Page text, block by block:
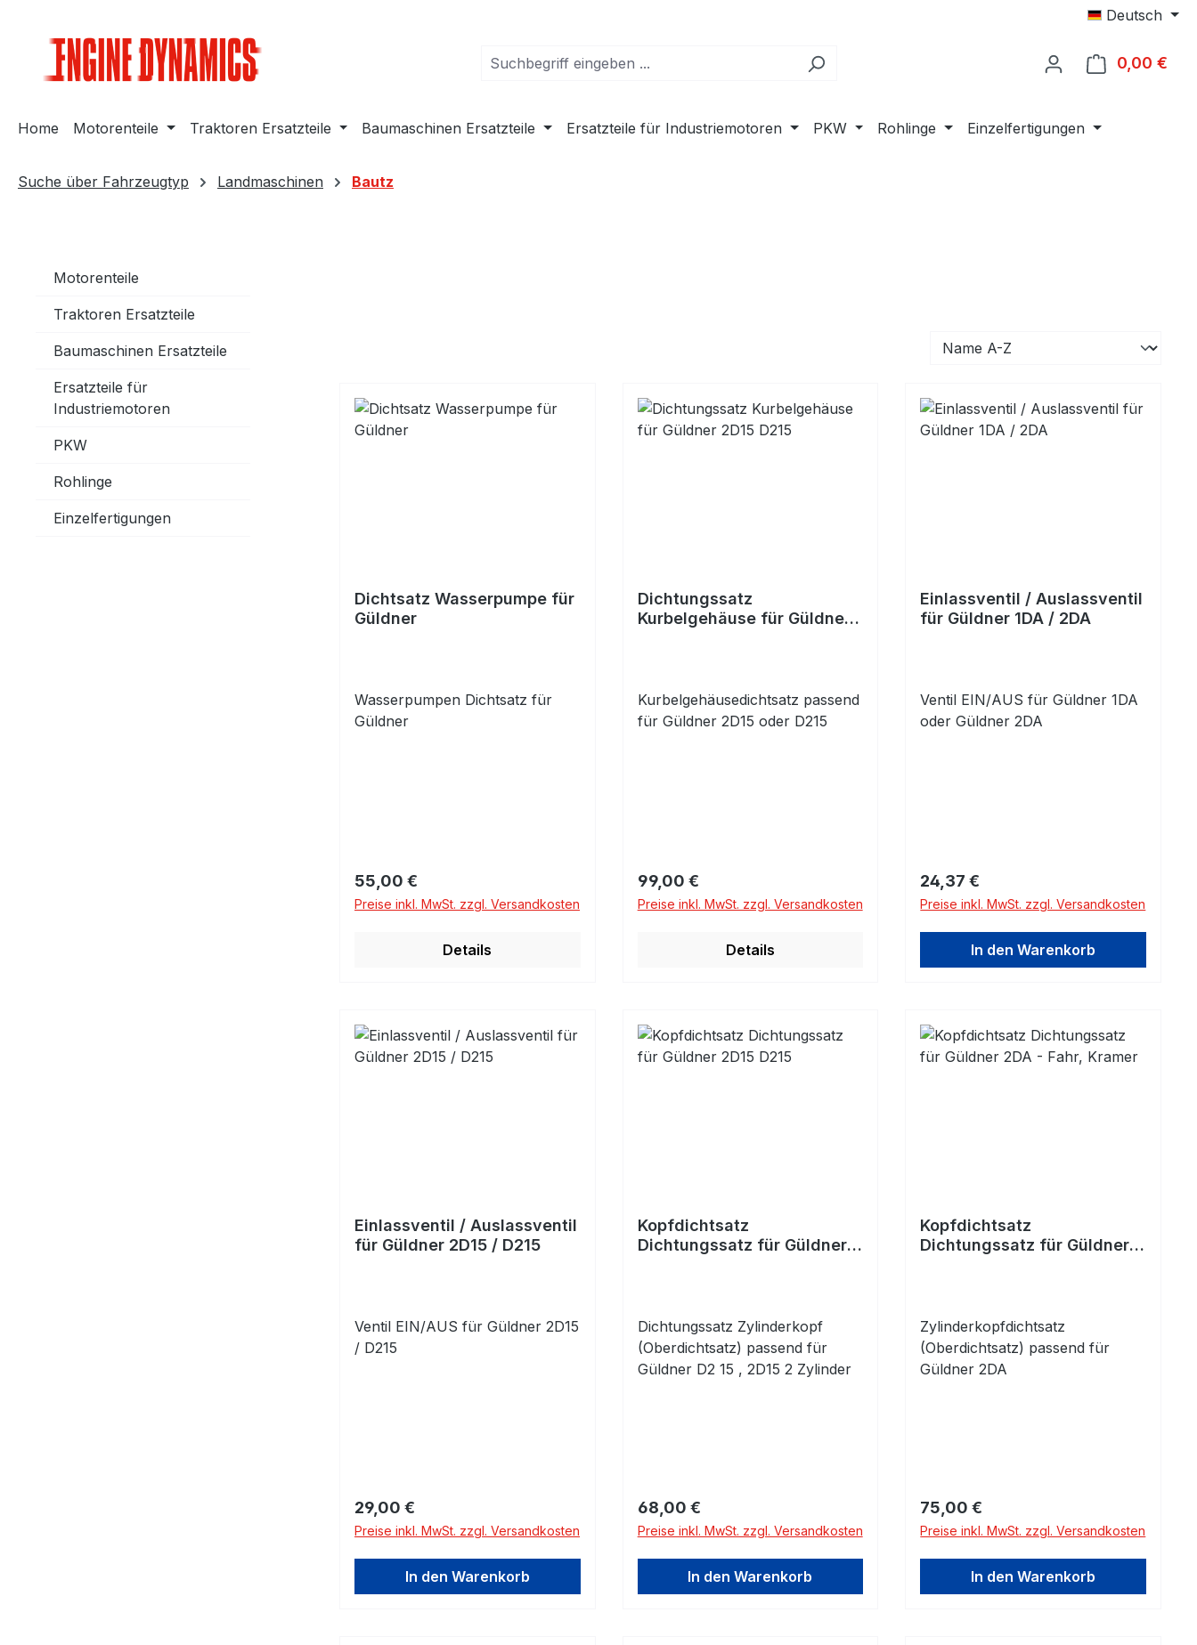
Deutsch
0,00 €
Home Motorenteile Traktoren Ersatzteile Baumaschinen Ersatzteile Ersatzteile für Industriemotoren PKW Rohlinge Einzelfertigungen
Suche über Fahrzeugtyp Landmaschinen Bautz
Motorenteile
Traktoren Ersatzteile
Baumaschinen Ersatzteile
Ersatzteile für
Industriemotoren
PKW
Rohlinge
Einzelfertigungen
Dichtsatz Wasserpumpe für
Güldner
Wasserpumpen Dichtsatz für
Güldner
Regulärer Preis:
55,00 €
Preise inkl. MwSt. zzgl. Versandkosten
Details
Dichtungssatz
Kurbelgehäuse für Güldner
Kurbelgehäusedichtsatz passend
für Güldner 2D15 oder D215
Regulärer Preis:
99,00 €
Preise inkl. MwSt. zzgl. Versandkosten
Details
Einlassventil / Auslassventil
für Güldner 1DA / 2DA
Ventil EIN/AUS für Güldner 1DA
oder Güldner 2DA
Regulärer Preis:
24,37 €
Preise inkl. MwSt. zzgl. Versandkosten
In den Warenkorb
Einlassventil / Auslassventil
für Güldner 2D15 / D215
Ventil EIN/AUS für Güldner 2D15
/ D215
Regulärer Preis:
29,00 €
Preise inkl. MwSt. zzgl. Versandkosten
In den Warenkorb
Kopfdichtsatz
Dichtungssatz für Güldner
Dichtungssatz Zylinderkopf
(Oberdichtsatz) passend für
Güldner D2 15 , 2D15 2 Zylinder
Regulärer Preis:
68,00 €
Preise inkl. MwSt. zzgl. Versandkosten
In den Warenkorb
Kopfdichtsatz
Dichtungssatz für Güldner
Zylinderkopfdichtsatz
(Oberdichtsatz) passend für
Güldner 2DA
Regulärer Preis:
75,00 €
Preise inkl. MwSt. zzgl. Versandkosten
In den Warenkorb